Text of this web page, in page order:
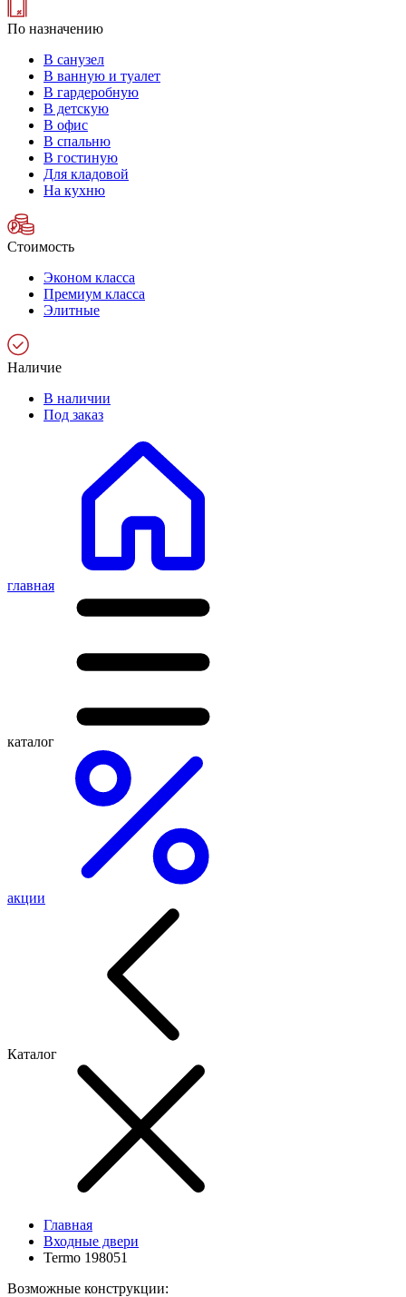
По назначению
В санузел
В ванную и туалет
В гардеробную
В детскую
В офис
В спальню
В гостиную
Для кладовой
На кухню
Стоимость
Эконом класса
Премиум класса
Элитные
Наличие
В наличии
Под заказ
главная
каталог
акции
Каталог
Главная
Входные двери
Termo 198051
Возможные конструкции: